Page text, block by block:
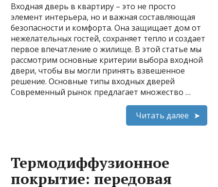
Входная дверь в квартиру – это не просто
элемент интерьера, но и важная составляющая
безопасности и комфорта. Она защищает дом от
нежелательных гостей, сохраняет тепло и создает
первое впечатление о жилище. В этой статье мы
рассмотрим основные критерии выбора входной
двери, чтобы вы могли принять взвешенное
решение. Основные типы входных дверей
Современный рынок предлагает множество …
Читать далее
Термодиффузионное
покрытие: передовая